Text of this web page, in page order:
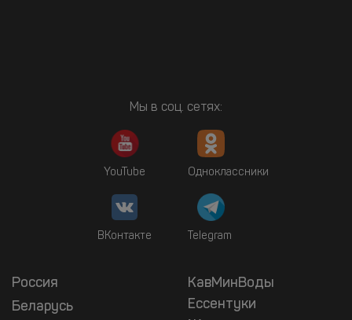
Мы в соц. сетях:
YouTube Одноклассники
ВКонтакте Telegram
Россия
Беларусь
КавМинВоды
Ессентуки